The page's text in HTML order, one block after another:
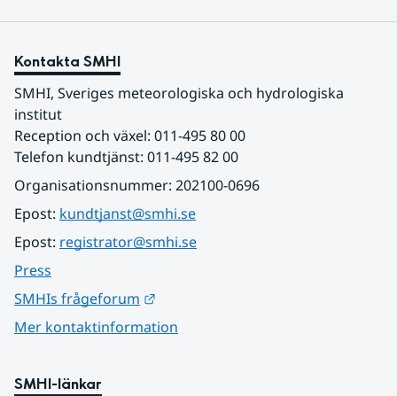
Kontakta SMHI
SMHI, Sveriges meteorologiska och hydrologiska
institut
Reception och växel: 011-495 80 00
Telefon kundtjänst: 011-495 82 00
Organisationsnummer: 202100-0696
Epost: kundtjanst@smhi.se
Epost: registrator@smhi.se
Press
SMHIs frågeforum
Mer kontaktinformation
SMHI-länkar